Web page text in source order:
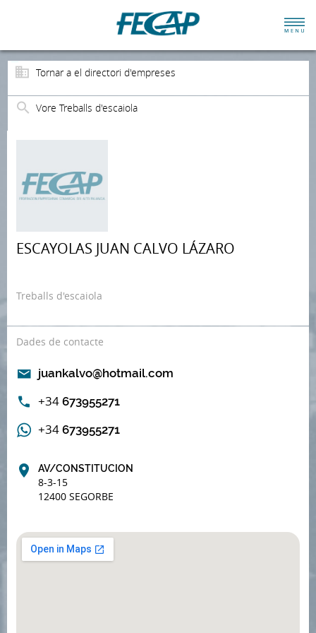
Tornar a el directori d'empreses
Vore Treballs d'escaiola
ESCAYOLAS JUAN CALVO LÁZARO
Treballs d'escaiola
Dades de contacte
juankalvo@hotmail.com
+34 673955271
+34 673955271
AV/CONSTITUCION
8-3-15
12400 SEGORBE